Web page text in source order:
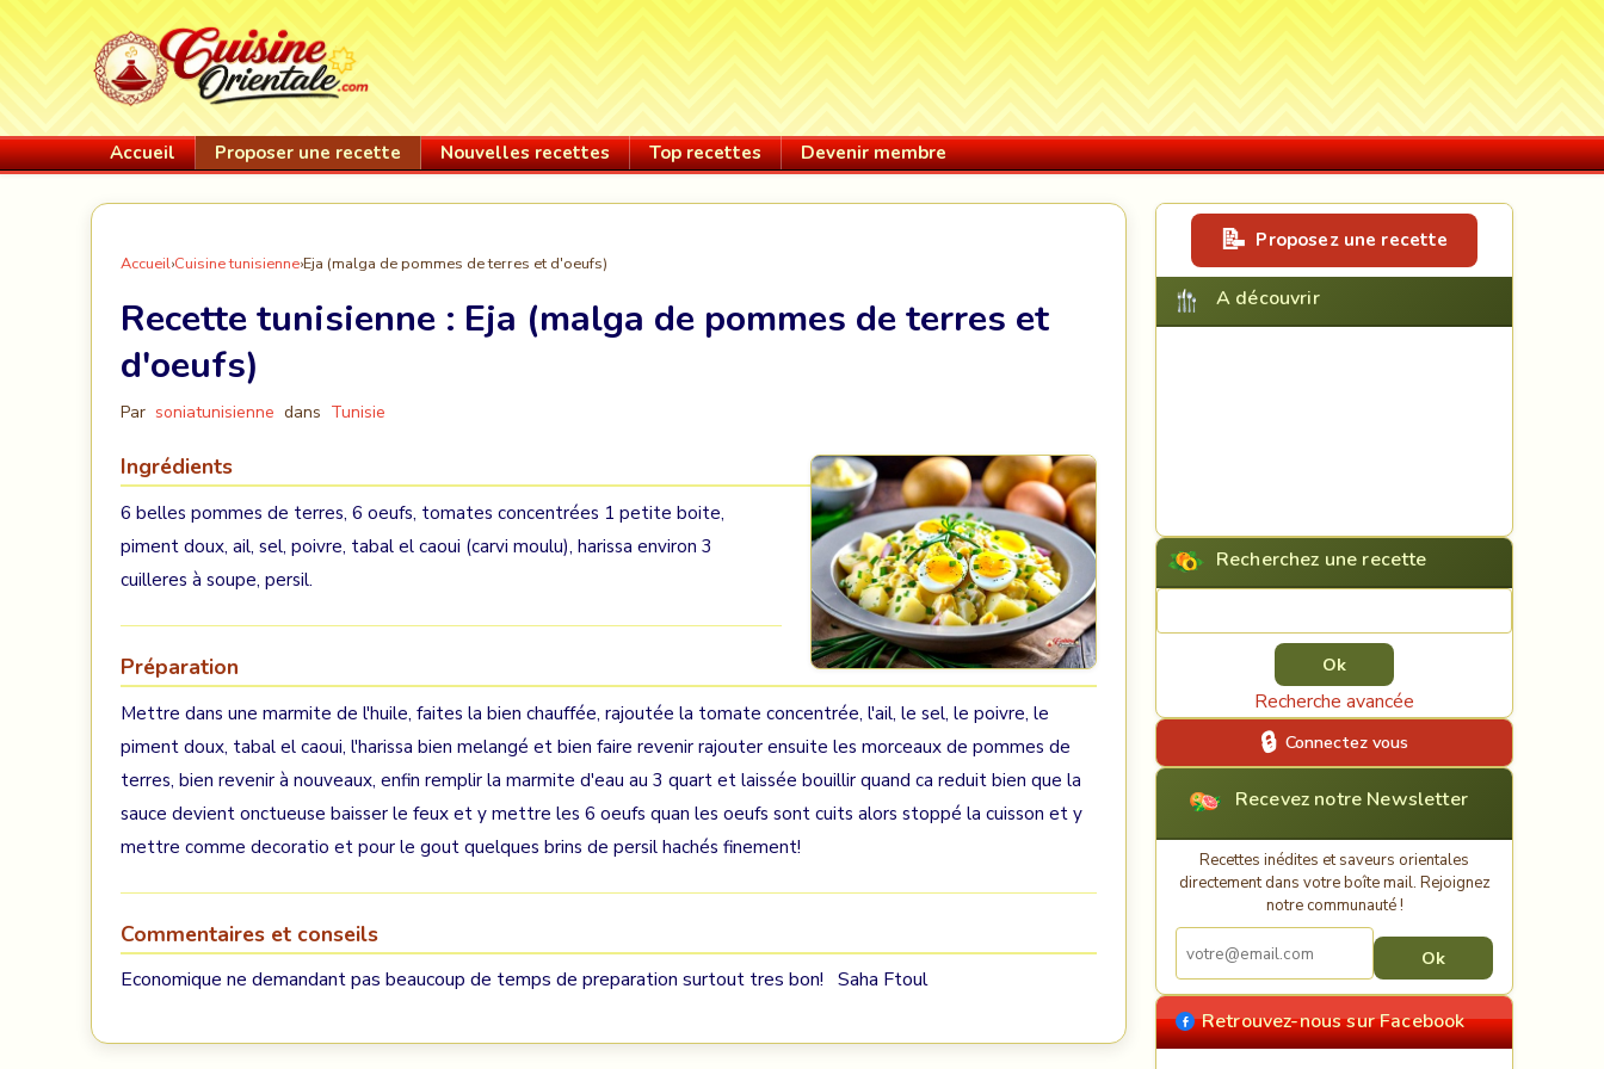
Accueil Proposer une recette Nouvelles recettes Top recettes Devenir membre
Accueil›Cuisine tunisienne›Eja (malga de pommes de terres et d'oeufs)
Recette tunisienne : Eja (malga de pommes de terres et
d'oeufs)
Par soniatunisienne dans Tunisie
Ingrédients
6 belles pommes de terres, 6 oeufs, tomates concentrées 1 petite boite,
piment doux, ail, sel, poivre, tabal el caoui (carvi moulu), harissa environ 3
cuilleres à soupe, persil.
Préparation
Mettre dans une marmite de l'huile, faites la bien chauffée, rajoutée la tomate concentrée, l'ail, le sel, le poivre, le
piment doux, tabal el caoui, l'harissa bien melangé et bien faire revenir rajouter ensuite les morceaux de pommes de
terres, bien revenir à nouveaux, enfin remplir la marmite d'eau au 3 quart et laissée bouillir quand ca reduit bien que la
sauce devient onctueuse baisser le feux et y mettre les 6 oeufs quan les oeufs sont cuits alors stoppé la cuisson et y
mettre comme decoratio et pour le gout quelques brins de persil hachés finement!
Commentaires et conseils
Economique ne demandant pas beaucoup de temps de preparation surtout tres bon! Saha Ftoul
Proposez une recette
A découvrir
Recherchez une recette
Recherche avancée
Connectez vous
Recevez notre Newsletter
Recettes inédites et saveurs orientales
directement dans votre boîte mail. Rejoignez
notre communauté !
Retrouvez-nous sur Facebook